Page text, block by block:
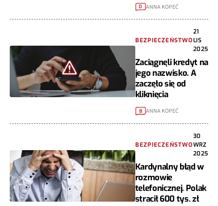
0 ANNA KOPEĆ
BEZPIECZEŃSTWO
21
LIS
2025
Zaciągnęli kredyt na
jego nazwisko. A
zaczęło się od
kliknięcia
8 ANNA KOPEĆ
BEZPIECZEŃSTWO
30
WRZ
2025
Kardynalny błąd w
rozmowie
telefonicznej. Polak
stracił 600 tys. zł